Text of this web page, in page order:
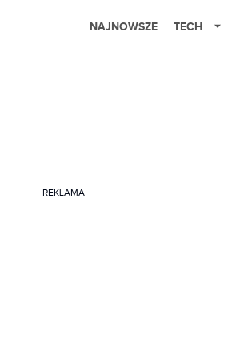
NAJNOWSZE TECH
REKLAMA